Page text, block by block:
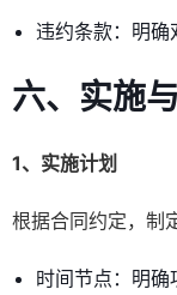
违约条款：明确
六、实施
1、实施计划
根据合同约定，制
时间节点：明确